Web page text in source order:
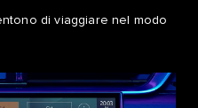
di viaggiare nel modo